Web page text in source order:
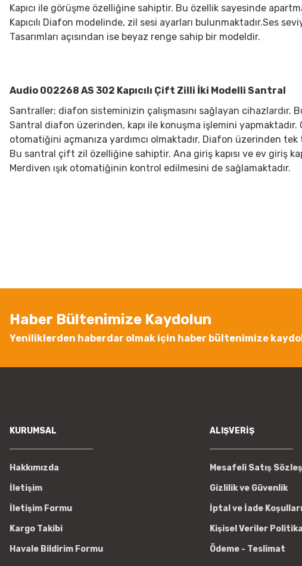
Kapıcı ile görüşme özelliğine sahiptir. Bu özellik sayesinde
Kapıcılı Diafon modelinde, zil sesi ayarları bulunmaktadır.Ses
Tasarımları açısından ise beyaz renge sahip bir modeldir.
Audio 002268 AS 302 Kapıcılı Çift Zilli İki Modelli Santral
Santraller; diafon sisteminizin çalışmasını sağlayan cihazlardır.
Santral diafon üzerinden, kapı ile konuşma işlemini
otomatiğini açmanıza yardımcı olmaktadır. Diafon üzerinden tek
Bu santral çift zil özelliğine sahiptir. Ana giriş kapısı ve ev giriş
Merdiven ışık otomatiğinin kontrol edilmesini de sağlamaktadır.
Ürün bilgilerinde hatalar bulunuyor.
Bu ürüne benzer farklı alternatifler olmalı.
Haber Bültenimize Kaydolun
Yeniliklerden haberdar olmak için haber bültenimize
KURUMSAL
Hakkımızda
İletişim
İletişim Formu
Kargo Takibi
Havale Bildirim Formu
ALIŞVERİŞ
Mesafeli Satış
Gizlilik ve Güvenlik
İptal ve İade Koşulları
Kişisel Veriler
Ödeme - Teslimat